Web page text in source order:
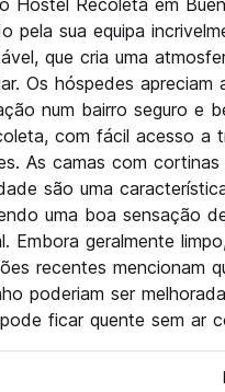
Hostel Recoleta em
pela sua equipa
que cria uma
Os hóspedes apreciam
num bairro seguro e
com fácil acesso a
As camas com cortinas
são uma
uma boa sensação
Embora geralmente
recentes mencionam
poderiam ser
ficar quente sem ar